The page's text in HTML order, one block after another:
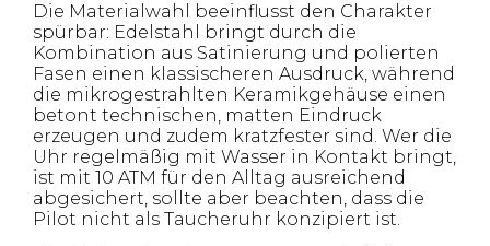
Die Materialwahl beeinflusst den Charakter
spürbar: Edelstahl bringt durch die
Kombination aus Satinierung und polierten
Fasen einen klassischeren Ausdruck, während
die mikrogestrahlten Keramikgehäuse einen
betont technischen, matten Eindruck
erzeugen und zudem kratzfester sind. Wer die
Uhr regelmäßig mit Wasser in Kontakt bringt,
ist mit 10 ATM für den Alltag ausreichend
abgesichert, sollte aber beachten, dass die
Pilot nicht als Taucheruhr konzipiert ist.